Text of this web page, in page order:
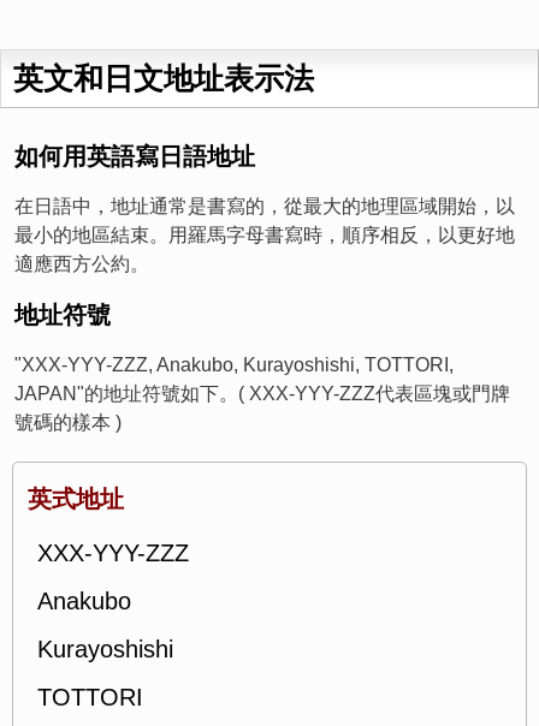
英文和日文地址表示法
如何用英語寫日語地址
在日語中，地址通常是書寫的，從最大的地理區域開始，以
最小的地區結束。用羅馬字母書寫時，順序相反，以更好地
適應西方公約。
地址符號
"XXX-YYY-ZZZ, Anakubo, Kurayoshishi, TOTTORI,
JAPAN"的地址符號如下。( XXX-YYY-ZZZ代表區塊或門牌
號碼的樣本 )
英式地址
XXX-YYY-ZZZ
Anakubo
Kurayoshishi
TOTTORI